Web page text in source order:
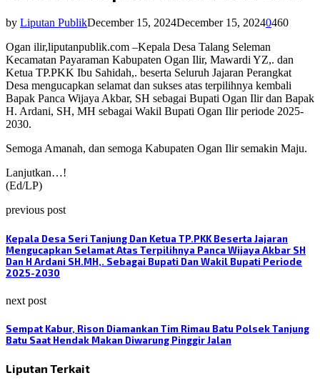
by Liputan PublikDecember 15, 2024December 15, 20240460
Ogan ilir,liputanpublik.com –Kepala Desa Talang Seleman
Kecamatan Payaraman Kabupaten Ogan Ilir, Mawardi YZ,. dan
Ketua TP.PKK Ibu Sahidah,. beserta Seluruh Jajaran Perangkat
Desa mengucapkan selamat dan sukses atas terpilihnya kembali
Bapak Panca Wijaya Akbar, SH sebagai Bupati Ogan Ilir dan Bapak
H. Ardani, SH, MH sebagai Wakil Bupati Ogan Ilir periode 2025-
2030.
Semoga Amanah, dan semoga Kabupaten Ogan Ilir semakin Maju.
Lanjutkan…!
(Ed/LP)
previous post
Kepala Desa Seri Tanjung Dan Ketua TP.PKK Beserta Jajaran
Mengucapkan Selamat Atas Terpilihnya Panca Wijaya Akbar SH
Dan H Ardani SH.MH,. Sebagai Bupati Dan Wakil Bupati Periode
2025-2030
next post
Sempat Kabur, Rison Diamankan Tim Rimau Batu Polsek Tanjung
Batu Saat Hendak Makan Diwarung Pinggir Jalan
Liputan Terkait